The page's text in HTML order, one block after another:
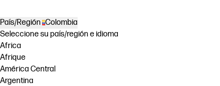
País/Región Colombia
Seleccione su país/región e idioma
Africa
Afrique
América Central
Argentina